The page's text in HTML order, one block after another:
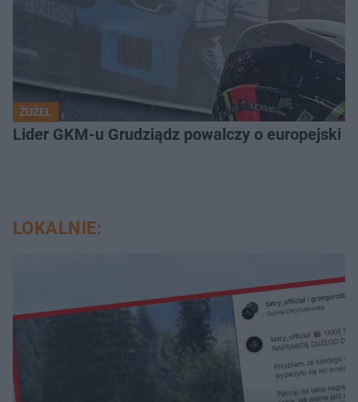
ŻUŻEL
Lider GKM-u Grudziądz powalczy o europejski
LOKALNIE: